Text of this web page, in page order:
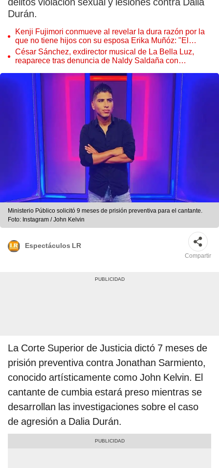
Durán.
Kenji Fujimori conmueve al revelar la dura razón por la
que no tiene hijos con su esposa Erika Muñóz: "El
proceso judicial"
César Sánchez, exdirector musical de La Bella Luz,
reaparece tras denuncia de Naldy Saldaña con
Ministerio Público solicitó 9 meses de prisión preventiva para el cantante.
Foto: Instagram / John Kelvin
Espectáculos LR
Compartir
La Corte Superior de Justicia dictó 7 meses de
prisión preventiva contra Jonathan Sarmiento,
conocido artísticamente como John Kelvin. El
cantante de cumbia estará preso mientras se
desarrollan las investigaciones sobre el caso
de agresión a Dalia Durán.